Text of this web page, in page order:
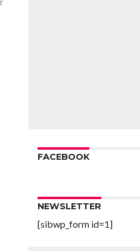
FACEBOOK
NEWSLETTER
[sibwp_form id=1]